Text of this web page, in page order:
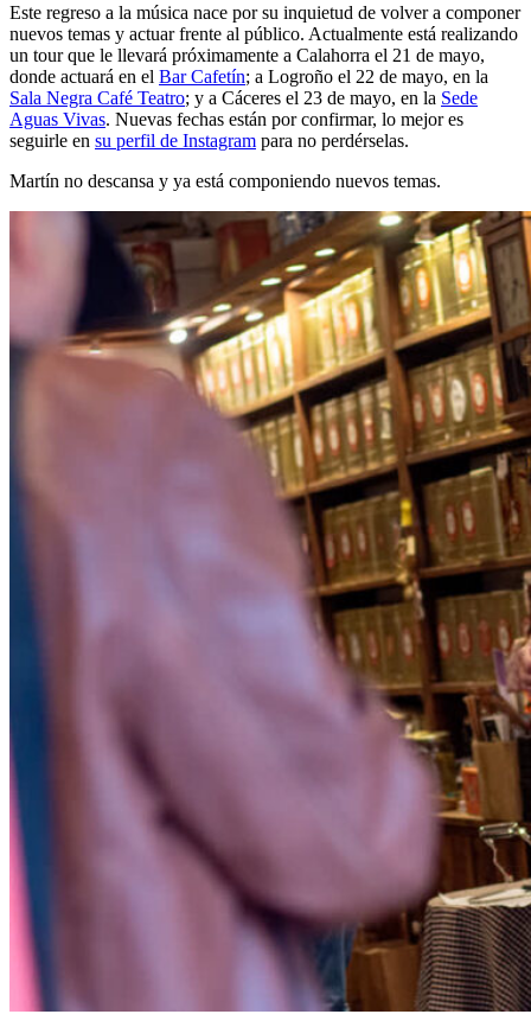
Este regreso a la música nace por su inquietud de volver a componer
nuevos temas y actuar frente al público. Actualmente está realizando
un tour que le llevará próximamente a Calahorra el 21 de mayo,
donde actuará en el Bar Cafetín; a Logroño el 22 de mayo, en la
Sala Negra Café Teatro; y a Cáceres el 23 de mayo, en la Sede
Aguas Vivas. Nuevas fechas están por confirmar, lo mejor es
seguirle en su perfil de Instagram para no perdérselas.
Martín no descansa y ya está componiendo nuevos temas.